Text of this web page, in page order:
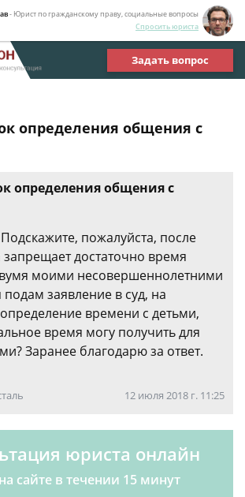
- Юрист по гражданскому праву, социальные вопросы
Спросить юриста
Задать вопрос
определения общения с
определения общения с
пожалуйста, после
достаточно время
моими несовершеннолетними
подам заявление в суд, на
времени с детьми,
время могу получить для
Заранее благодарю за ответ.
12 июля 2018 г. 11:25
юриста онлайн
сайте в течении 15 минут